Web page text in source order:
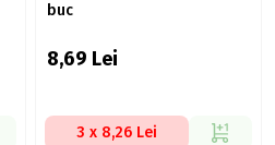
buc
8,69 Lei
3 x 8,26 Lei